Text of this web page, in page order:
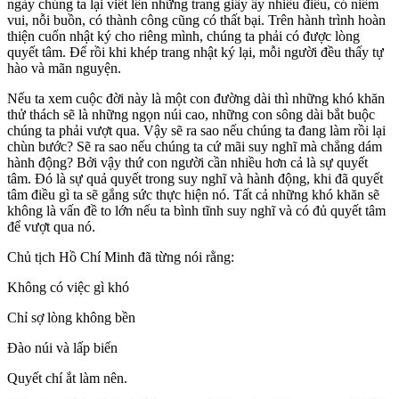
ngày chúng ta lại viết lên những trang giấy ấy nhiều điều, có niềm
vui, nỗi buồn, có thành công cũng có thất bại. Trên hành trình hoàn
thiện cuốn nhật ký cho riêng mình, chúng ta phải có được lòng
quyết tâm. Để rồi khi khép trang nhật ký lại, mỗi người đều thấy tự
hào và mãn nguyện.
Nếu ta xem cuộc đời này là một con đường dài thì những khó khăn
thử thách sẽ là những ngọn núi cao, những con sông dài bắt buộc
chúng ta phải vượt qua. Vậy sẽ ra sao nếu chúng ta đang làm rồi lại
chùn bước? Sẽ ra sao nếu chúng ta cứ mãi suy nghĩ mà chẳng dám
hành động? Bởi vậy thứ con người cần nhiều hơn cả là sự quyết
tâm. Đó là sự quả quyết trong suy nghĩ và hành động, khi đã quyết
tâm điều gì ta sẽ gắng sức thực hiện nó. Tất cả những khó khăn sẽ
không là vấn đề to lớn nếu ta bình tĩnh suy nghĩ và có đủ quyết tâm
để vượt qua nó.
Chủ tịch Hồ Chí Minh đã từng nói rằng:
Không có việc gì khó
Chỉ sợ lòng không bền
Đào núi và lấp biển
Quyết chí ắt làm nên.